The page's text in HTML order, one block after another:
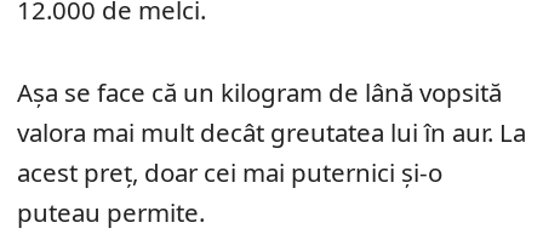
12.000 de melci.
Așa se face că un kilogram de lână vopsită
valora mai mult decât greutatea lui în aur. La
acest preț, doar cei mai puternici și-o
puteau permite.